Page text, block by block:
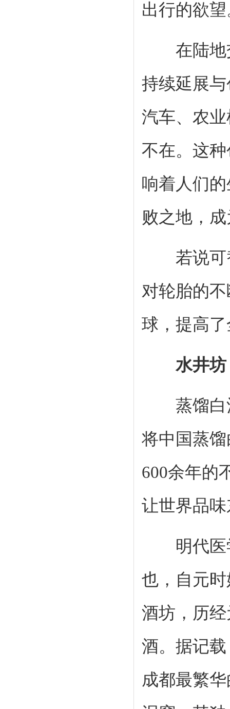
出行的欲
在陆地交
持续延展
汽车、农
不在。这
响着人们
败之地，
若说可替
对轮胎的
球，提高
水井
蒸馏白酒
将中国蒸
600余年的
让世界品
明代医学
也，自元
酒坊，历
酒。据记
成都最繁